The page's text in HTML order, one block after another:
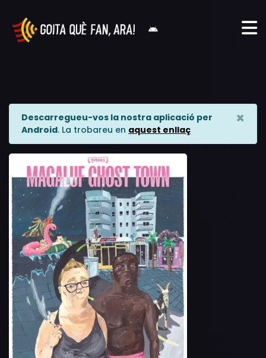
Descarregueu-vos la nostra aplicació per
Android. La trobareu en aquest enllaç
×